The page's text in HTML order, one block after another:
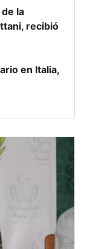
la
recibió
en Italia,